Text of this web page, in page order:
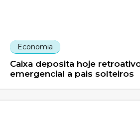
Economia
Caixa deposita hoje
emergencial a pais solteiros